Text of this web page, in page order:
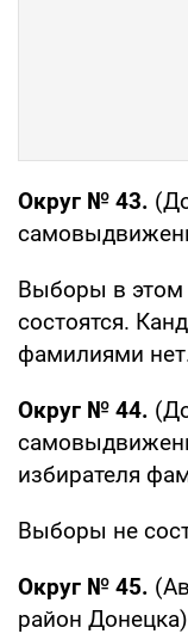
Округ № 43.
Выборы в этом
состоятся.
фамилиями
Округ № 44.
избирателя
Выборы не
Округ № 45.
район